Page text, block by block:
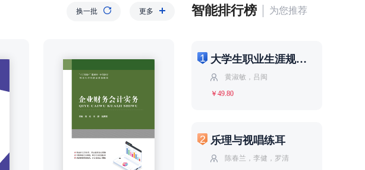
更多
换一批 智能排行榜 为您推荐
1 大学生职业生涯规划与就业指导（第二版）
黄淑敏，吕闽
￥49.80
2 乐理与视唱练耳
陈春兰，李健，罗清